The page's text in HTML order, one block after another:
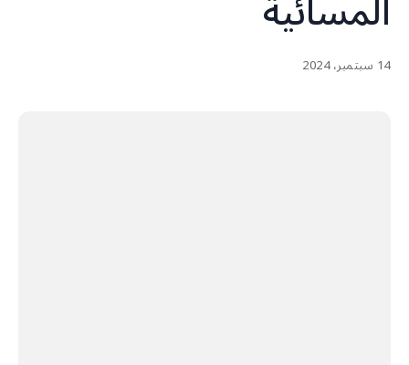
14 سبتمبر، 2024